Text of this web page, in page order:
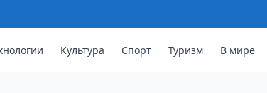
Культура Спорт Туризм В мире